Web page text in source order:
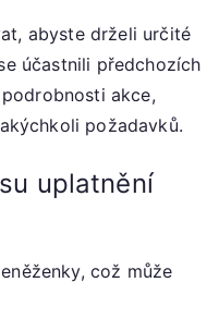
abyste drželi určité
účastnili předchozích
akce,
požadavků.
uplatnění
což může